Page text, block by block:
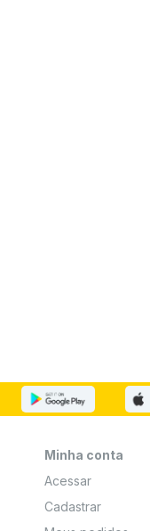
Minha conta
Acessar
Cadastrar